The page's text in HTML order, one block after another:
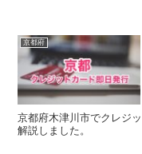
京都府
京都府木津川市でクレジ
解説しました。